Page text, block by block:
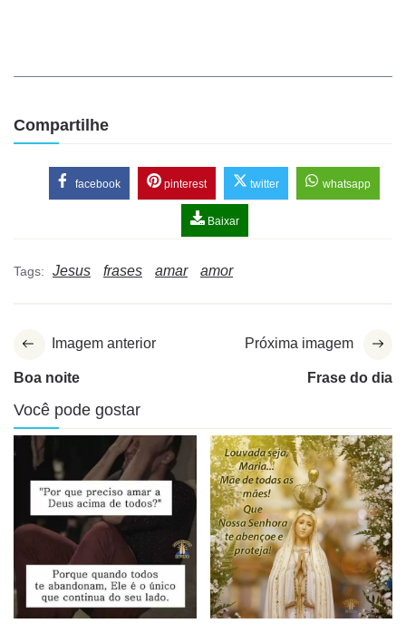
Compartilhe
facebook pinterest twitter whatsapp
Baixar
Tags: Jesus frases amar amor
Imagem anterior
Boa noite
Próxima imagem
Frase do dia
Você pode gostar